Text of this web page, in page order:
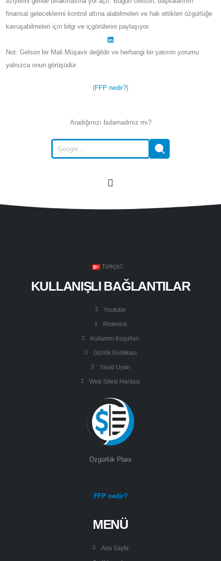
finansal geleceklerini kontrol altına alabilmeleri ve hak ettikleri özgürlüğe
kavuşabilmeleri için bilgi ve içgörülerini paylaşıyor.
Not: Gelson bir Mali Müşavir değildir ve herhangi bir yatırım yorumu
yalnızca onun görüşüdür.
(FFP nedir?)
Aradığınızı bulamadınız mı?
Türkçe
KULLANIŞLI BAĞLANTILAR
Youtube
Pinterest
Kullanım Koşulları
Gizlilik Politikası
Yasal Uyarı
Web Sitesi Haritası
Özgürlük Planı
FFP nedir?
MENÜ
Ana Sayfa